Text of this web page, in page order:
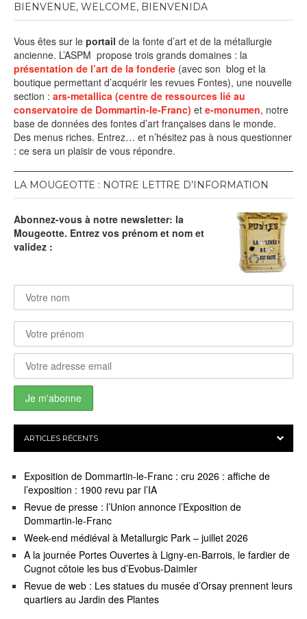
BIENVENUE, WELCOME, BIENVENIDA
Vous êtes sur le portail de la fonte d’art et de la métallurgie
ancienne. L’ASPM propose trois grands domaines : la
présentation de l’art de la fonderie (avec son blog et la
boutique permettant d’acquérir les revues Fontes), une nouvelle
section : ars-metallica (centre de ressources lié au
conservatoire de Dommartin-le-Franc) et e-monumen, notre
base de données des fontes d’art françaises dans le monde.
Des menus riches. Entrez… et n’hésitez pas à nous questionner
: ce sera un plaisir de vous répondre.
LA MOUGEOTTE : NOTRE LETTRE D’INFORMATION
Abonnez-vous à notre newsletter: la
Mougeotte. Entrez vos prénom et nom et
validez :
ARTICLES RÉCENTS
Exposition de Dommartin-le-Franc : cru 2026 : affiche de
l’exposition : 1900 revu par l’IA
Revue de presse : l’Union annonce l’Exposition de
Dommartin-le-Franc
Week-end médiéval à Metallurgic Park – juillet 2026
A la journée Portes Ouvertes à Ligny-en-Barrois, le fardier de
Cugnot côtoie les bus d’Evobus-Daimler
Revue de web : Les statues du musée d’Orsay prennent leurs
quartiers au Jardin des Plantes